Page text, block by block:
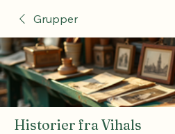
Grupper
Historier fra Vihals